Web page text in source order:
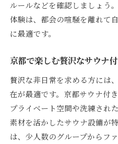
ルールなどを確認しましょう
体験は、都会の喧騒を離れて
に最適です。
京都で楽しむ贅沢なサウナ
贅沢な非日常を求める方には
在が最適です。京都サウナ付
プライベート空間や洗練され
素材を活かしたサウナ設備が
は、少人数のグループからフ